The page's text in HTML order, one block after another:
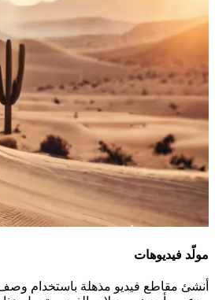
مولّد فيديوهات
أنشئ مقاطع فيديو مذهلة باستخدام